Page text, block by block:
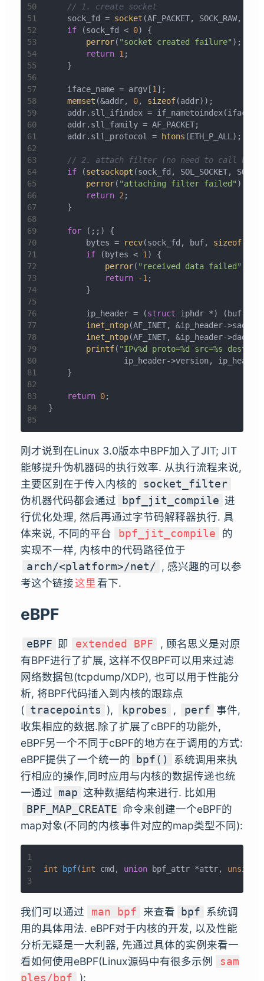
50
51
52
53
54
55
56
57
58
59
60
61
62
63
64
65
66
67
68
69
70
71
72
73
74
75
76
77
78
79
80
81
82
83
84
85
// 1. create socket
    sock_fd =
socket (AF_PACKET, SOCK_RAW,
if (sock_fd < 0) {
perror( "socket created failure" );
return 1 ;
    }
    iface_name = argv[
1 ];
memset (&addr, 0, sizeof(addr));
addr.sll_ifindex =
    addr.sll_family = AF_PACKET;
    addr.sll_protocol =
htons (ETH_P_ALL);
// 2. attach filter (no need to call
if (setsockopt (sock_fd, SOL_SOCKET,
perror( "attaching filter failed" );
return 2 ;
    }
for (;;) {
        bytes =
recv(sock_fd, buf, sizeof
if (bytes < 1 ) {
perror( "received data failed" );
return
-1 ;
        }
        ip_header = (
struct iphdr *) (buf +
inet_ntop(AF_INET, &ip_header-
inet_ntop(AF_INET, &ip_header-
printf( "IPv%d proto=%d src=%s
ip_header->version,
    }
return 0;
}
刚才说到在Linux 3.0版本中BPF加入了JIT; JIT
能够提升伪机器码的执行效率. 从执行流程来说,
主要区别在于传入内核的 socket_filter
伪机器代码都会通过 bpf_jit_compile 进
行优化处理, 然后再通过字节码解释器执行. 具
体来说, 不同的平台
bpf_jit_compile
的
实现不一样, 内核中的代码路径位于
arch/<platform>/net/ , 感兴趣的可以参
考这个链接这里 看下.
eBPF
eBPF 即 extended BPF
, 顾名思义是对原
有BPF进行了扩展, 这样不仅BPF可以用来过滤
网络数据包(tcpdump/XDP), 也可以用于性能分
析, 将BPF代码插入到内核的跟踪点
( tracepoints ), kprobes , perf 事件,
收集相应的数据.除了扩展了cBPF的功能外,
eBPF另一个不同于cBPF的地方在于调用的方式:
eBPF提供了一个统一的
bpf()
系统调用来执
行相应的操作,同时应用与内核的数据传递也统
一通过 map 这种数据结构来进行. 比如用
BPF_MAP_CREATE 命令来创建一个eBPF的
map对象(不同的内核事件对应的map类型不同):
1
2
3
int bpf(int cmd, union bpf_attr *attr,
我们可以通过 man bpf 来查看 bpf
系统调
用的具体用法. eBPF对于内核的开发, 以及性能
分析无疑是一大利器, 先通过具体的实例来看一
看如何使用eBPF(Linux源码中有很多示例
sam
ples/bpf
):